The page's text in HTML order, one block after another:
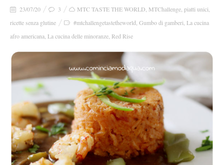
23/07/20 3 MTC TASTE THE WORLD MTChallenge piatti unici
ricette senza glutine
#mtchallengetastetheworld Gumbo di gamberi La cucina
afro americana La cucina delle minoranze Red Rise